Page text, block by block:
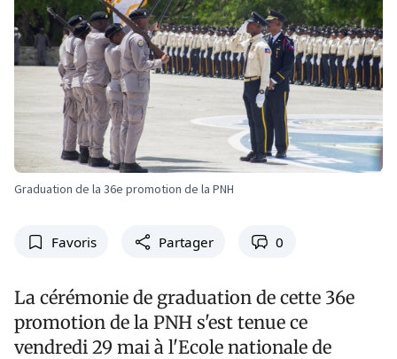
Graduation de la 36e promotion de la PNH
Favoris Partager 0
La cérémonie de graduation de cette 36e
promotion de la PNH s'est tenue ce
vendredi 29 mai à l'Ecole nationale de